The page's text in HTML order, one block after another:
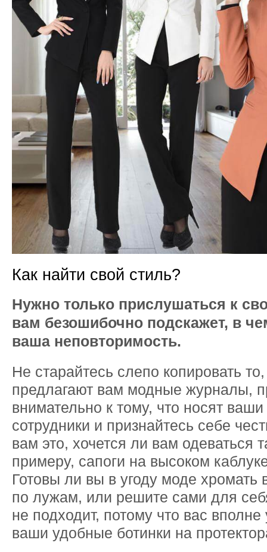
Как найти свой стиль?
Нужно только прислушаться к
вам безошибочно подскажет, в
ваша неповторимость.
Не старайтесь слепо копировать
предлагают вам модные журналы,
внимательно к тому, что носят ваши
сотрудники и признайтесь себе
вам это, хочется ли вам одеваться
примеру, сапоги на высоком
Готовы ли вы в угоду моде хромать
по лужам, или решите сами для
не подходит, потому что вас вполне
ваши удобные ботинки на